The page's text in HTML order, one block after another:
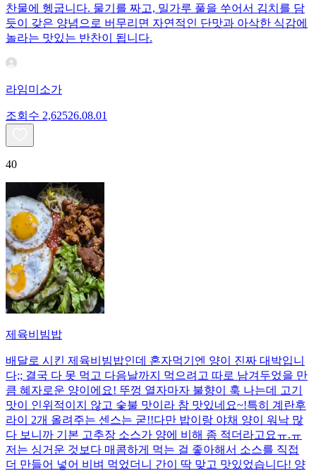
찬물에 헹굽니다. 물기를 짜고, 밀가루 풀을 쑤어서 김치를 담
듯이 갖은 양념으로 버무리면 자연적인 단맛과 아삭한 식감에
놀라는 맛있는 반찬이 됩니다.
라임미소가
조회수 2,62526.08.01
40
제육비빔밥
배달로 시킨 제육비빔밥인데 혼자먹기엔 양이 진짜 대박입니
다;; 결국 다 못 먹고 다음날까지 먹으려고 따로 남겨두었을 만
큼 혜자로운 양이에요! 뚜껑 열자마자 불향이 훅 나는데 고기
맛이 인위적이지 않고 숯불 맛이라 참 맛있네요~!특히 계란후
라이 2개 올려주는 센스는 굳!! ​다만 밥이랑 야채 양이 워낙 많
다 보니까 기본 고추장 소스가 양에 비해 좀 적더라고요ㅠ.ㅠ
저는 싱거운 것보다 매콤하게 먹는 걸 좋아해서 소스를 직접
더 만들어 넣어 비벼 먹었더니 간이 딱 맞고 맛있었습니다! 양